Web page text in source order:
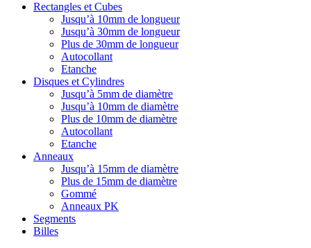
Rectangles et Cubes
Jusqu’à 10mm de longueur
Jusqu’à 30mm de longueur
Plus de 30mm de longueur
Autocollant
Etanche
Disques et Cylindres
Jusqu’à 5mm de diamètre
Jusqu’à 10mm de diamètre
Plus de 10mm de diamètre
Autocollant
Etanche
Anneaux
Jusqu’à 15mm de diamètre
Plus de 15mm de diamètre
Gommé
Anneaux PK
Segments
Billes